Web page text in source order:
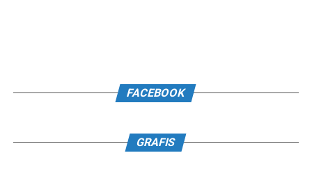
FACEBOOK
GRAFIS